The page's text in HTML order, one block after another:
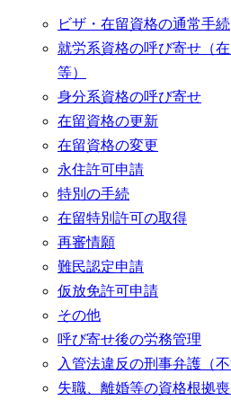
ビザ・在留資格の通常手続
就労系資格の呼び寄せ（
等）
身分系資格の呼び寄せ
在留資格の更新
在留資格の変更
永住許可申請
特別の手続
在留特別許可の取得
再審情願
難民認定申請
仮放免許可申請
その他
呼び寄せ後の労務管理
入管法違反の刑事弁護（
失職、離婚等の資格根拠